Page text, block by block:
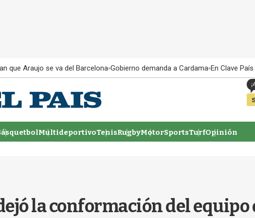
que Araujo se va del Barcelona Gobierno demanda a Cardama En Clave País
MultideportivoTenisRugbyMotorSportsTurfOpinión
la conformación del equipo